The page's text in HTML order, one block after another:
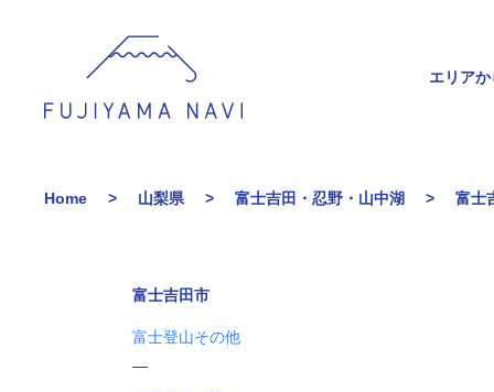
エリア
Home 山梨県 富士吉田・忍野・山中湖 富士
富士吉田市
富士登山その他